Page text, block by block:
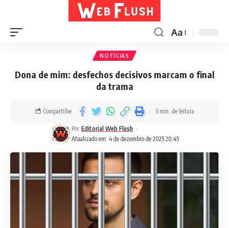
Aa
NOTÍCIAS
Dona de mim: desfechos decisivos marcam o final
da trama
Atualizado em: 4 de dezembro de 2025 20:45
Por Editorial Web Flush
Compartilhe 3 min. de leitura